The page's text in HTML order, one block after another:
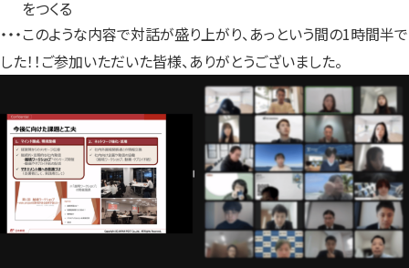
をつくる
・・・このような内容で対話が盛り上がり、あっという間の1時間半で
した！！ご参加いただいた皆様、ありがとうございました。